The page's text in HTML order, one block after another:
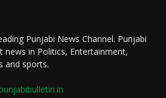
Punjabi News Channel. Punjabi
news in Politics, Entertainment,
and sports.